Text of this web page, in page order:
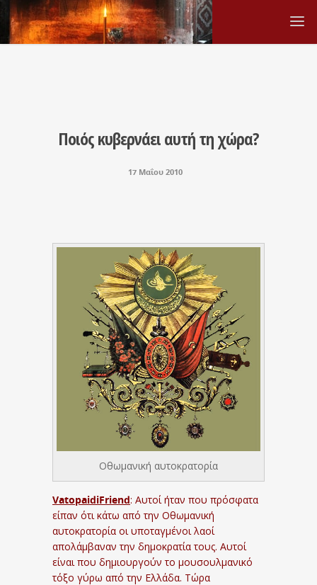
Ποιός κυβερνάει αυτή τη χώρα?
17 Μαΐου 2010
Οθωμανική αυτοκρατορία
VatopaidiFriend: Αυτοί ήταν που πρόσφατα
είπαν ότι κάτω από την Οθωμανική
αυτοκρατορία οι υποταγμένοι λαοί
απολάμβαναν την δημοκρατία τους. Αυτοί
είναι που δημιουργούν το μουσουλμανικό
τόξο γύρω από την Ελλάδα. Τώρα